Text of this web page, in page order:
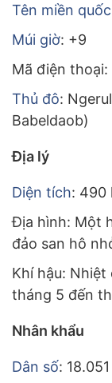
Tên miền
Múi giờ: +9
Mã điện
Thủ đô:
Babeldaob)
Địa lý
Diện tích: 490
Địa hình: Một
đảo san hô
Khí hậu:
tháng 5 đến
Nhân khẩu
Dân số: